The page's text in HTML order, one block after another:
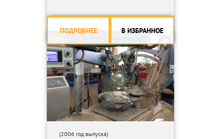
ПОДРОБНЕЕ В ИЗБРАННОЕ
(2006 год выпуска)